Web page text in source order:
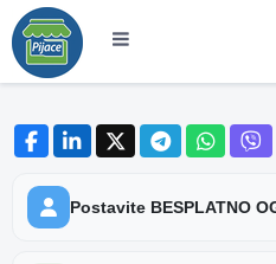
Postavite BESPLATNO